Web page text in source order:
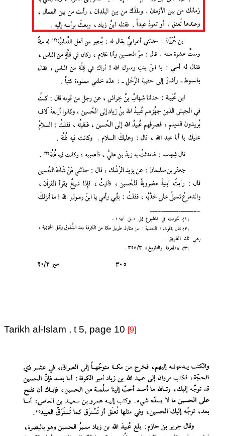
Tarikh al-Islam , t 5, page 10 [9]